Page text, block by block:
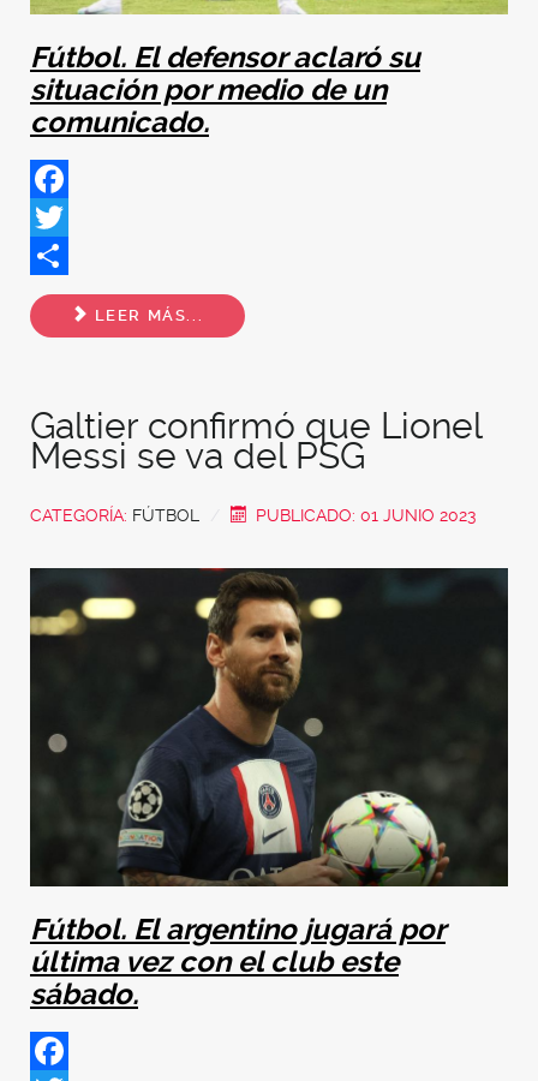
Fútbol. El defensor aclaró su
situación por medio de un
comunicado.
Facebook
Twitter
Share
LEER MÁS...
Galtier confirmó que Lionel
Messi se va del PSG
CATEGORÍA: FÚTBOL PUBLICADO: 01 JUNIO 2023
Fútbol. El argentino jugará por
última vez con el club este
sábado.